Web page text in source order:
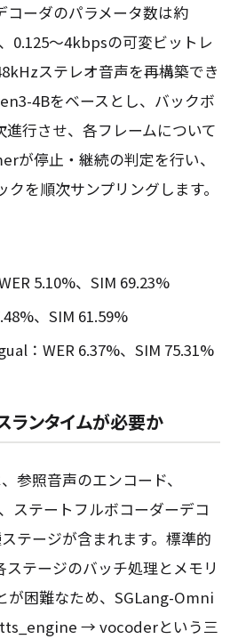
コーダのパラメータ数は約
0.125〜4kbpsの可変ビットレ
ステレオ音声を再構築でき
4Bをベースとし、バックボ
進行させ、各フレームについて
が停止・継続の判定を行い、
を順次サンプリングします。
5.10%、SIM 69.23%
、SIM 61.59%
：WER 6.37%、SIM 75.31%
ランタイムが必要か
参照音声のエンコード、
ステートフルボコーダーデコ
テージが含まれます。標準的
ステージのバッチ処理とメモリ
が困難なため、SGLang-Omni
→ vocoderという三